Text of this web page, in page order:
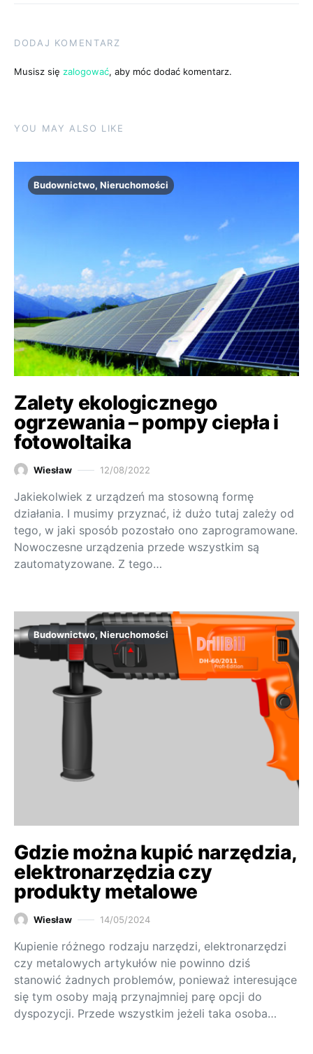
DODAJ KOMENTARZ
Musisz się zalogować, aby móc dodać komentarz.
YOU MAY ALSO LIKE
Budownictwo, Nieruchomości
Zalety ekologicznego
ogrzewania – pompy ciepła i
fotowoltaika
Wiesław 12/08/2022
Jakiekolwiek z urządzeń ma stosowną formę
działania. I musimy przyznać, iż dużo tutaj zależy od
tego, w jaki sposób pozostało ono zaprogramowane.
Nowoczesne urządzenia przede wszystkim są
zautomatyzowane. Z tego…
Budownictwo, Nieruchomości
Gdzie można kupić narzędzia,
elektronarzędzia czy
produkty metalowe
Wiesław 14/05/2024
Kupienie różnego rodzaju narzędzi, elektronarzędzi
czy metalowych artykułów nie powinno dziś
stanowić żadnych problemów, ponieważ interesujące
się tym osoby mają przynajmniej parę opcji do
dyspozycji. Przede wszystkim jeżeli taka osoba…